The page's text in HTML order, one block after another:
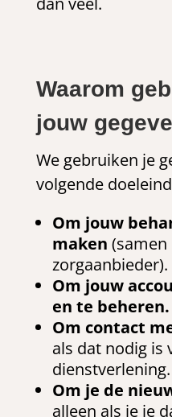
Waarom
jouw
We gebruiken je
volgende
Om jouw
maken
zorgaanbieder).
Om jouw
en te beheren.
Om contact
als dat nodig is
dienstverlening.
Om je de
alleen als je je